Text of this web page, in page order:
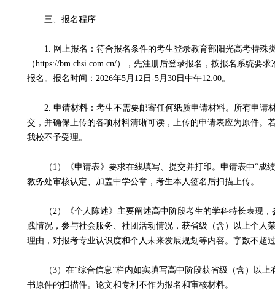
三、报名程序
1. 网上报名：符合报名条件的考生登录教育部阳光高考特殊
（https://bm.chsi.com.cn/），先注册后登录报名，按报名系统要
报名。报名时间：2026年5月12日-5月30日中午12:00。
2. 申请材料：考生不需要邮寄任何纸质申请材料。所有申请
交，并确保上传的各项材料清晰可读，上传的申请表应为原件。
我校不予受理。
（1）《申请表》要求在线填写、提交并打印。申请表中“成
教务处审核认定、加盖中学公章，考生本人签名后扫描上传。
（2）《个人陈述》主要阐述高中阶段考生的学科特长表现，
践情况，参与社会服务、社团活动情况，获省级（含）以上个人
理由，对报考专业认识度和个人未来发展规划等内容。字数不超
（3）在“综合信息”栏内如实填写高中阶段获省级（含）以上
书原件的扫描件。论文和专利不作为报名和审核材料。